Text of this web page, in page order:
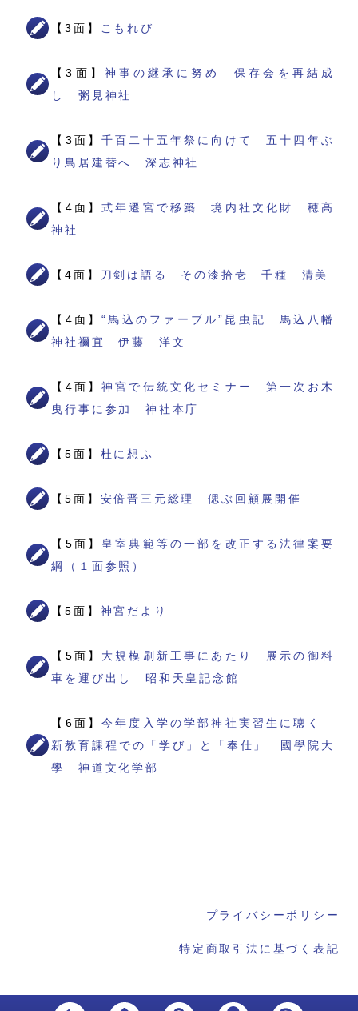
【3面】 こもれび
【3面】 神事の継承に努め 保存会を再結成
し 粥見神社
【3面】千百二十五年祭に向けて 五十四年ぶ
り鳥居建替へ 深志神社
【4面】式年遷宮で移築 境内社文化財 穂高
神社
【4面】 刀剣は語る その漆拾壱 千種 清美
【4面】“馬込のファーブル”昆虫記 馬込八幡
神社禰宜 伊藤 洋文
【4面】神宮で伝統文化セミナー 第一次お木
曳行事に参加 神社本庁
【5面】 杜に想ふ
【5面】 安倍晋三元総理 偲ぶ回顧展開催
【5面】 皇室典範等の一部を改正する法律案要
綱（１面参照）
【5面】 神宮だより
【5面】 大規模刷新工事にあたり 展示の御料
車を運び出し 昭和天皇記念館
【6面】今年度入学の学部神社実習生に聴く
新教育課程での「学び」と「奉仕」 國學院大
學 神道文化学部
プライバシーポリシー
特定商取引法に基づく表記